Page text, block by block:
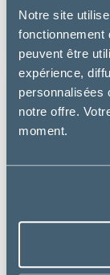
Notre site
fonctionnement
peuvent être
expérience,
personnalisées
notre offre.
moment.